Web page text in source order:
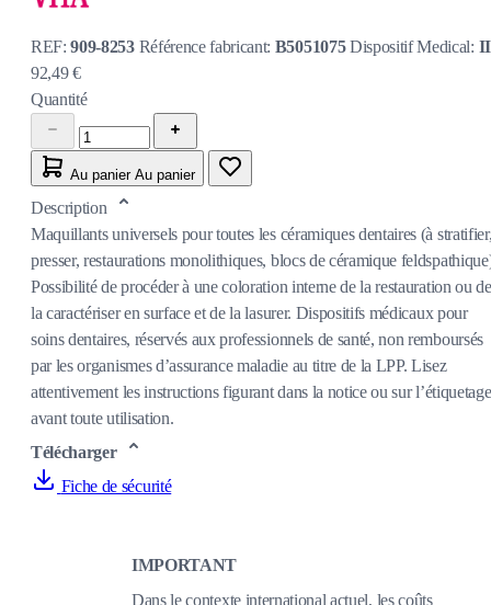
REF:909-8253 Référence fabricant: B5051075Dispositif Medical:
92,49 €
Quantité
Au panier Au panier
Description
Maquillants universels pour toutes les céramiques dentaires (à
presser, restaurations monolithiques, blocs de céramique
Possibilité de procéder à une coloration interne de la restauration ou de
la caractériser en surface et de la lasurer. Dispositifs médicaux pour
soins dentaires, réservés aux professionnels de santé, non remboursés
par les organismes d’assurance maladie au titre de la LPP. Lisez
attentivement les instructions figurant dans la notice ou sur l’étiquetage
avant toute utilisation.
Télécharger
Fiche de sécurité
IMPORTANT
Dans le contexte international actuel, les coûts